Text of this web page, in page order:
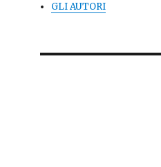
GLI AUTORI